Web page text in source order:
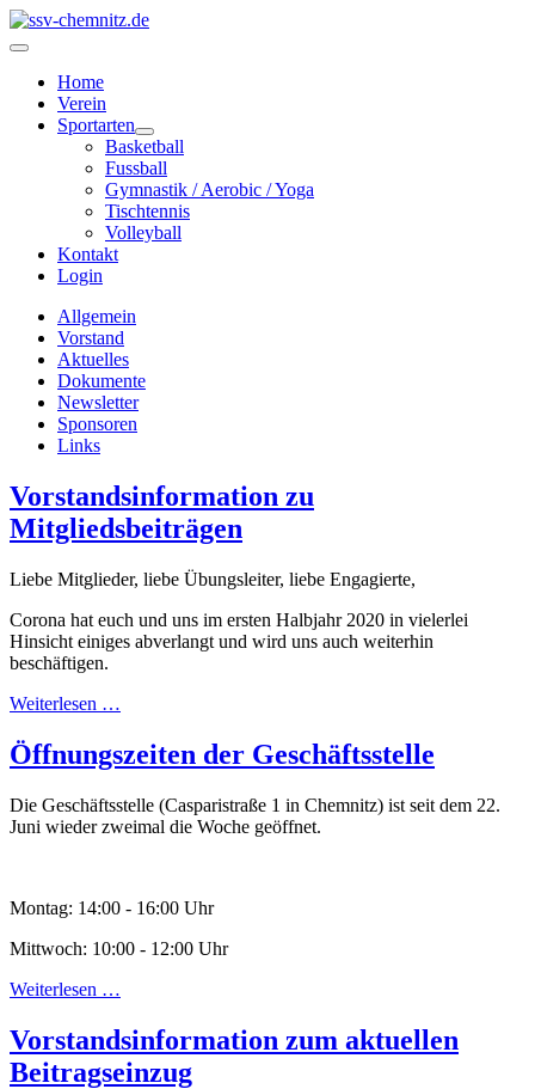
Home
Verein
Sportarten
Basketball
Fussball
Gymnastik / Aerobic / Yoga
Tischtennis
Volleyball
Kontakt
Login
Allgemein
Vorstand
Aktuelles
Dokumente
Newsletter
Sponsoren
Links
Vorstandsinformation zu
Mitgliedsbeiträgen
Liebe Mitglieder, liebe Übungsleiter, liebe Engagierte,
Corona hat euch und uns im ersten Halbjahr 2020 in vielerlei
Hinsicht einiges abverlangt und wird uns auch weiterhin
beschäftigen.
Weiterlesen …
Öffnungszeiten der Geschäftsstelle
Die Geschäftsstelle (Casparistraße 1 in Chemnitz) ist seit dem 22.
Juni wieder zweimal die Woche geöffnet.
Montag: 14:00 - 16:00 Uhr
Mittwoch: 10:00 - 12:00 Uhr
Weiterlesen …
Vorstandsinformation zum aktuellen
Beitragseinzug